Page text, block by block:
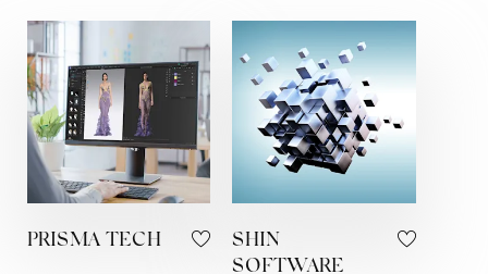
PRISMA TECH
SHIN
SOFTWARE